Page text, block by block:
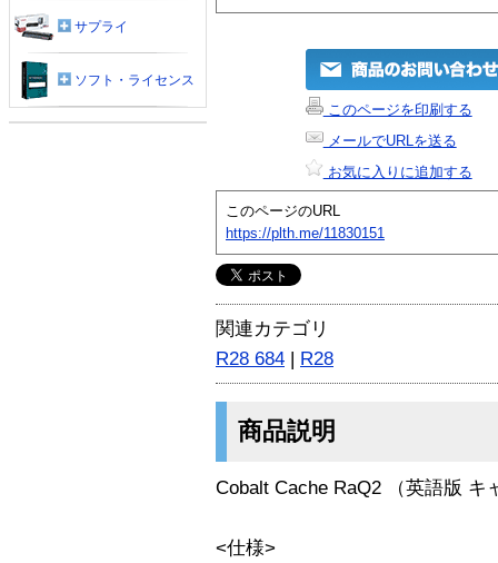
このページを印刷する
メールでURLを送る
お気に入りに追加する
このページのURL
https://plth.me/11830151
関連カテゴリ
R28 684 | R28
商品説明
Cobalt Cache RaQ2 （英語版 キ
<仕様>
サプライ
ソフト・ライセンス